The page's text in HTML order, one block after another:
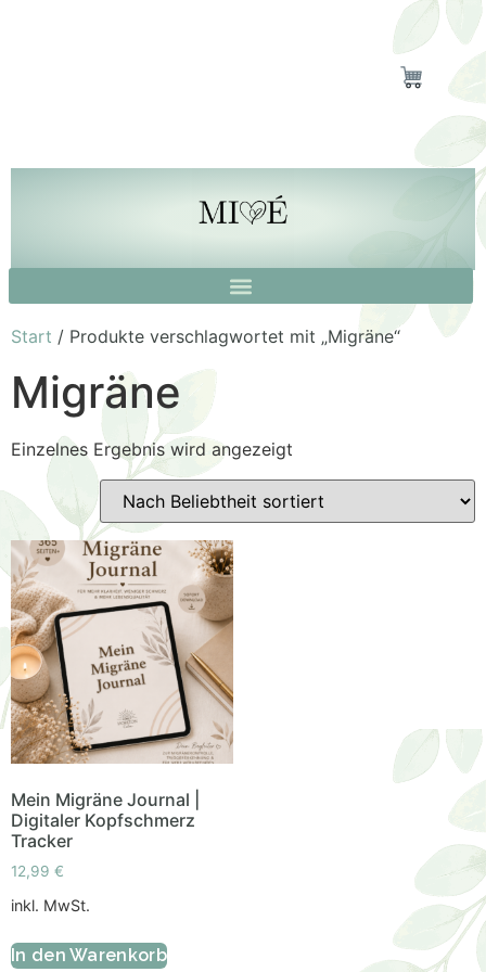
Start / Produkte verschlagwortet mit „Migräne“
Migräne
Einzelnes Ergebnis wird angezeigt
Mein Migräne Journal |
Digitaler Kopfschmerz
Tracker
12,99 €
inkl. MwSt.
In den Warenkorb